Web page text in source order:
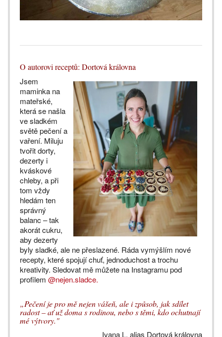
O autorovi receptů: Dortová královna
Jsem
maminka na
mateřské,
která se našla
ve sladkém
světě pečení a
vaření. Miluju
tvořit dorty,
dezerty i
kváskové
chleby, a při
tom vždy
hledám ten
správný
balanc – tak
akorát cukru,
aby dezerty
byly sladké, ale ne přeslazené. Ráda vymýšlím nové
recepty, které spojují chuť, jednoduchost a trochu
kreativity. Sledovat mě můžete na Instagramu pod
profilem @nejen.sladce.
„Pečení je pro mě nejen vášeň, ale i způsob, jak sdílet
radost – ať už doma s rodinou, nebo s těmi, kdo ochutnají
mé výtvory."
Ivana L. alias Dortová královna